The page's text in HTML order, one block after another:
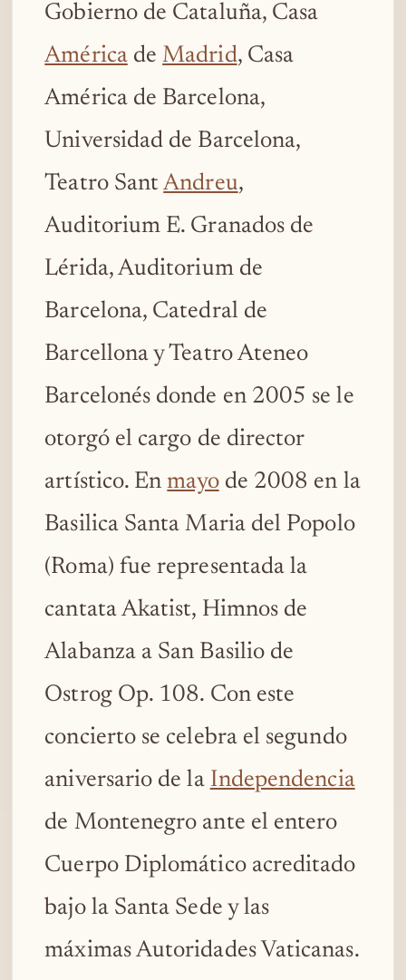
Gobierno de Cataluña, Casa
AméricadeMadrid, Casa
América de Barcelona,
Universidad de Barcelona,
Teatro SantAndreu,
Auditorium E. Granados de
Lérida, Auditorium de
Barcelona, Catedral de
Barcellona y Teatro Ateneo
Barcelonés donde en 2005 se le
otorgó el cargo de director
artístico. Enmayode 2008 en la
Basilica Santa Maria del Popolo
(Roma) fue representada la
cantata Akatist, Himnos de
Alabanza a San Basilio de
Ostrog Op. 108. Con este
concierto se celebra el segundo
aniversario de la Independencia
de Montenegro ante el entero
Cuerpo Diplomático acreditado
bajo la Santa Sede y las
máximas Autoridades Vaticanas.